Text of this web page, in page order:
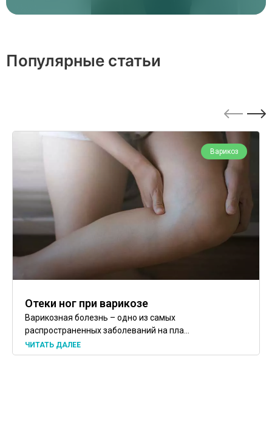
Популярные статьи
Варикоз
Отеки ног при варикозе
Варикозная болезнь – одно из самых
распространенных заболеваний на пла...
ЧИТАТЬ ДАЛЕЕ